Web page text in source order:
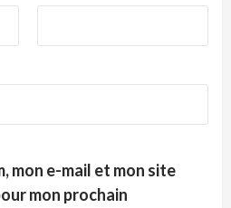
mon e-mail et mon site
mon prochain